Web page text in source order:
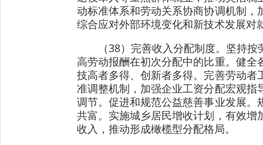
动标准体系和劳动关系协商协调机制
综合应对外部环境变化和新技术发展对
（38）完善收入分配制度。坚持
高劳动报酬在初次分配中的比重。健
技高者多得、创新者多得。完善劳动
准调整机制，加强企业工资分配宏观
调节。促进和规范公益慈善事业发展
共富。实施城乡居民增收计划，有效
收入，推动形成橄榄型分配格局。